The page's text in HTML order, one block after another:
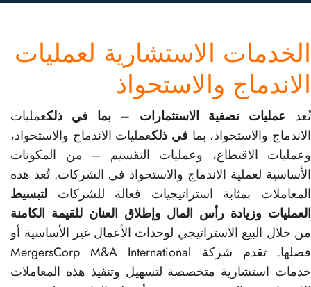
الخدمات الاستشارية لعمليات
الاندماج والاستحواذ
تُعد عمليات تصفية الاستثمارات – بما في ذلكعمليات
الاندماج والاستحواذ، بما في ذلكعمليات الاندماج والاستحواذ،
وعمليات الاقتطاع، وعمليات التقسيم – من المكونات
الأساسية لعملية الاندماج والاستحواذ في الشركات. تُعد هذه
المعاملات بمثابة استراتيجيات فعالة للشركات لتبسيط
العمليات وزيادة رأس المال وإطلاق العنان للقيمة الكامنة
من خلال البيع الاستراتيجي لوحدات الأعمال غير الأساسية أو
فصلها. تقدم شركة MergersCorp M&A International
خدمات استشارية متخصصة لتسهيل وتنفيذ هذه المعاملات